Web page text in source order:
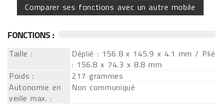
Comparer ses fonctions avec un autre mobile
FONCTIONS :
Taille :
Déplié : 156.8 x 145.9 x 4.1 mm / Plié
: 156.8 x 74.3 x 8.8 mm
Poids :
217 grammes
Autonomie en
veille max. :
Non communiqué